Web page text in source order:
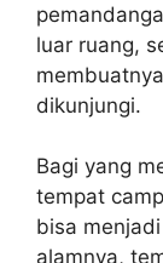
luar ruang,
dikunjungi.
Bagi yang
tempat
bisa
alamnya,